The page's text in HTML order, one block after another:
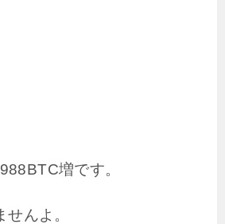
増です。
んよ。